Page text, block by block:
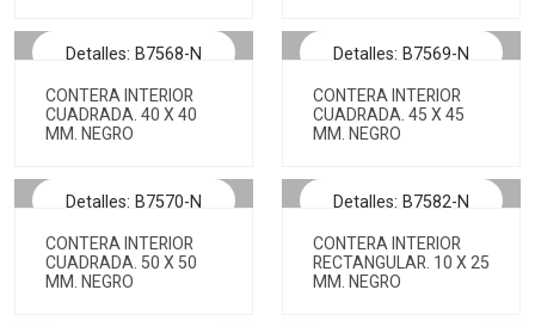
Detalles: B7568-N
CONTERA INTERIOR
CUADRADA. 40 X 40
MM. NEGRO
Detalles: B7569-N
CONTERA INTERIOR
CUADRADA. 45 X 45
MM. NEGRO
Detalles: B7570-N
CONTERA INTERIOR
CUADRADA. 50 X 50
MM. NEGRO
Detalles: B7582-N
CONTERA INTERIOR
RECTANGULAR. 10 X 25
MM. NEGRO